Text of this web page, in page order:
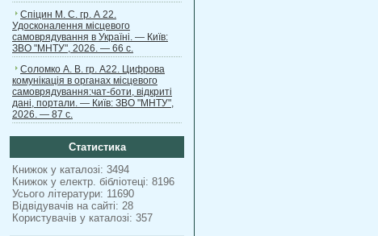
Спіцин М. С. гр. А 22.
Удосконалення місцевого
самоврядування в Україні. — Київ:
ЗВО "МНТУ", 2026. — 66 с.
Соломко А. В. гр. А22. Цифрова
комунікація в органах місцевого
самоврядування:чат-боти, відкриті
дані, портали. — Київ: ЗВО "МНТУ",
2026. — 87 с.
Статистика
Книжок у каталозі: 3494
Книжок у електр. бібліотеці: 8196
Усього літератури: 11690
Відвідувачів на сайті: 28
Користувачів у каталозі: 357